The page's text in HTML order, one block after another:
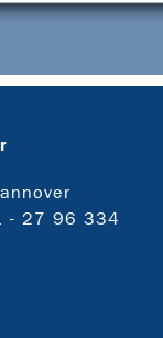
- 27 96 334